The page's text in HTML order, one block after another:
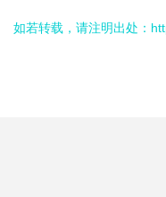
如若转载，请注明出处：